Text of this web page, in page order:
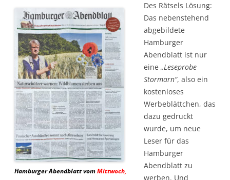
Hamburger Abendblatt vomMittwoch,
Des Rätsels Lösung:
Das nebenstehend
abgebildete
Hamburger
Abendblatt ist nur
eine „Leseprobe
Stormarn“, also ein
kostenloses
Werbeblättchen, das
dazu gedruckt
wurde, um neue
Leser für das
Hamburger
Abendblatt zu
werben. Und